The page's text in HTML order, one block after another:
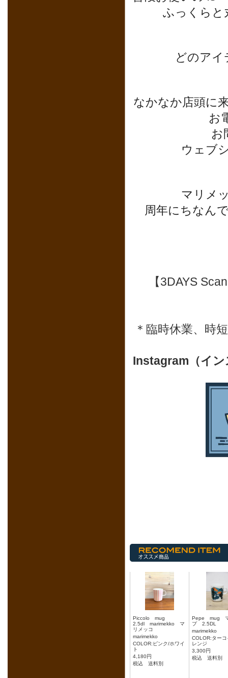
ふっくらと
どのアイ
なかなか店頭に
お
お
ウェブ
マリメ
周年にちなん
【3DAYS
＊臨時休業、時
Instagram（イ
Piccolo mug
2.5dl marimekko マ
リメッコ
marimekko
COLOR:ピンク/ホワイ
ト
4,180円
税込 送料別
Pepe mug
プ 2.5DL
marimekko
COLOR:ターコ
レンジ
3,300円
税込 送料別